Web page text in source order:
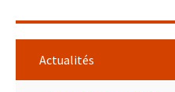
Actualités